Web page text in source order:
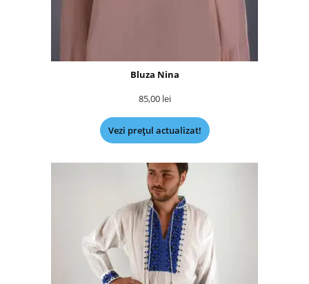
Bluza Nina
85,00 lei
Vezi prețul actualizat!